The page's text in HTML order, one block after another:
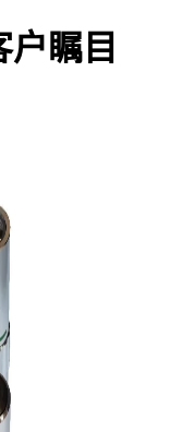
瞩目